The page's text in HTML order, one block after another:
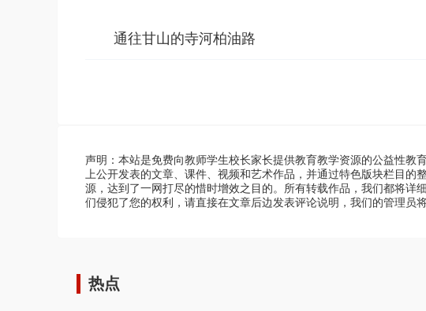
通往甘山的寺河柏油路
声明：本站是免费向教师学生校长家长提供教育教学资源的公益性教
上公开发表的文章、课件、视频和艺术作品，并通过特色版块栏目
源，达到了一网打尽的惜时增效之目的。所有转载作品，我们都将详
们侵犯了您的权利，请直接在文章后边发表评论说明，我们的管理员
热点